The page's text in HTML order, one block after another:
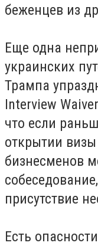
беженцев из
Еще одна
украинских
Трампа
Interview
что если
открытии
бизнесменов
присутствие
Есть